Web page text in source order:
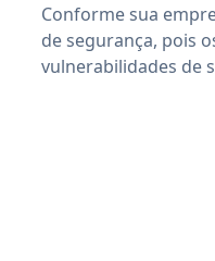
Conforme sua
de segurança, pois
vulnerabilidades de